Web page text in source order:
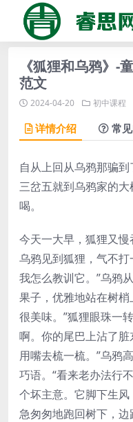
《狐狸和乌鸦》-
范文
2024-04-20 初中课程
详情介绍 常
自从上回从乌鸦那骗
三岔五就到乌鸦家的
喝。
今天一大早，狐狸又慢
乌鸦见到狐狸，气不
我怎么教训它。”乌鸦
果子，优雅地站在树
很美味。”狐狸眼珠一
啊。你的尾巴上沾了
用嘴去梳一梳。”乌鸦
巧语。“看来老办法行
个坏主意。它脚下生
急匆匆地跑回树下，